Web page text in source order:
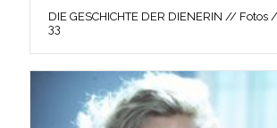
DIE GESCHICHTE DER DIENERIN // Fotos
33